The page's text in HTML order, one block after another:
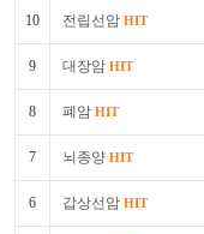
10 전립선암 HIT
9 대장암 HIT
8 폐암 HIT
7 뇌종양 HIT
6 갑상선암 HIT